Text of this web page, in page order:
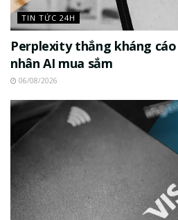
TIN TỨC 24H
Perplexity thắng kháng
nhân AI mua sắm
06/08/2026